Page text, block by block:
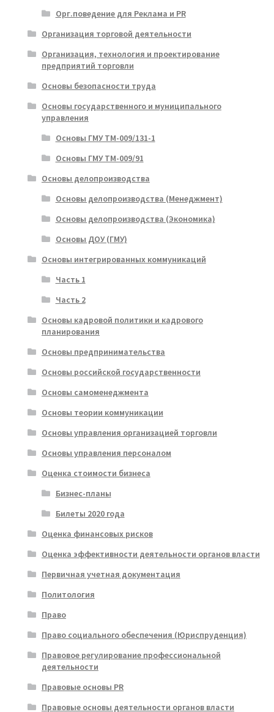
Орг.поведение для Реклама и PR
Организация торговой деятельности
Организация, технология и проектирование
предприятий торговли
Основы безопасности труда
Основы государственного и муниципального
управления
Основы ГМУ ТМ-009/131-1
Основы ГМУ ТМ-009/91
Основы делопроизводства
Основы делопроизводства (Менеджмент)
Основы делопроизводства (Экономика)
Основы ДОУ (ГМУ)
Основы интегрированных коммуникаций
Часть 1
Часть 2
Основы кадровой политики и кадрового
планирования
Основы предпринимательства
Основы российской государственности
Основы самоменеджмента
Основы теории коммуникации
Основы управления организацией торговли
Основы управления персоналом
Оценка стоимости бизнеса
Бизнес-планы
Билеты 2020 года
Оценка финансовых рисков
Оценка эффективности деятельности органов власти
Первичная учетная документация
Политология
Право
Право социального обеспечения (Юриспруденция)
Правовое регулирование профессиональной
деятельности
Правовые основы PR
Правовые основы деятельности органов власти